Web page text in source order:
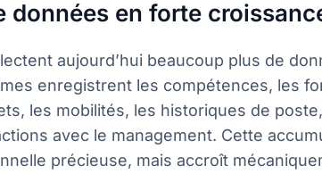
données en forte
aujourd’hui beaucoup plus de
enregistrent les compétences, les
les mobilités, les historiques de
avec le management. Cette
précieuse, mais accroît